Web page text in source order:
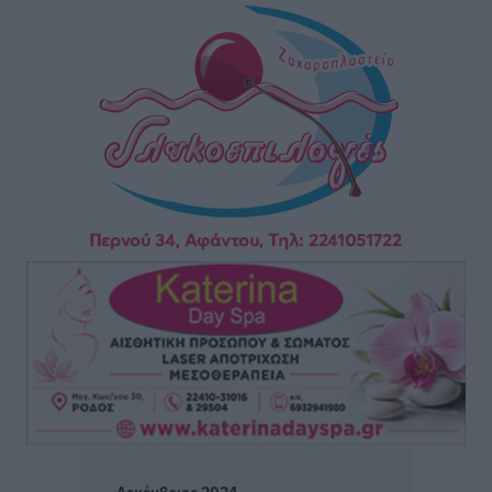
Πλούσιο πολιτιστικό πρόγραμμα τον Αύγουστο από
τον Δήμο Ρόδου
Πολιτιστικά• πριν 1 ώρα
Βασίλης Υψηλάντης: Ξεμπλοκάρει η έκδοση και
παραχώρηση οριστικών τίτλων κυριότητας για 224
εργατικές κατοικίες στη Ρόδο
Τοπικές Ειδήσεις πριν 1 ώρα
ΣΕΓΑΣ: Πιστώθηκαν τα έξοδα μετακίνησης του
Πανελληνίου Πρωταθλήματος Κ20 στα σωματεία
Αθλητικά• πριν 1 ώρα